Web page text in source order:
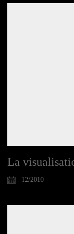
La
12/2010